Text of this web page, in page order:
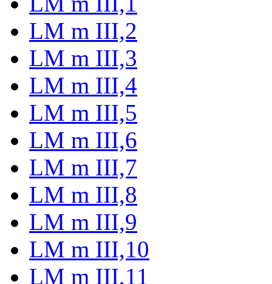
LM m III,2
LM m III,3
LM m III,4
LM m III,5
LM m III,6
LM m III,7
LM m III,8
LM m III,9
LM m III,10
LM m III,11